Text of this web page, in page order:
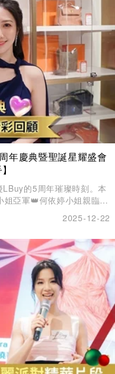
年慶典暨聖誕星耀盛會
的5周年璀璨時刻。本
亞軍👑何依婷小姐親臨現
2025-12-22